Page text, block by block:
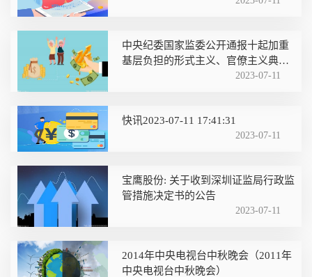
中央纪委国家监委公开通报十起加重
基层负担的形式主义、官僚主义典型
2023-07-11
快讯2023-07-11 17:41:31
2023-07-11
宝鹰股份: 关于收到深圳证监局行政监
管措施决定书的公告
2023-07-11
2014年中央电视台中秋晚会（2011年
中央电视台中秋晚会）